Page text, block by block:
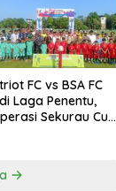
FC vs BSA FC
Laga Penentu,
Sekurau Cup